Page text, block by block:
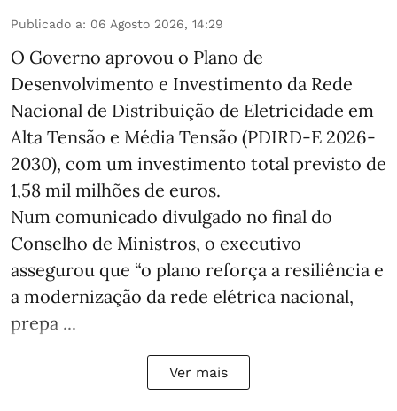
Publicado a: 06 Agosto 2026, 14:29
O Governo aprovou o Plano de
Desenvolvimento e Investimento da Rede
Nacional de Distribuição de Eletricidade em
Alta Tensão e Média Tensão (PDIRD-E 2026-
2030), com um investimento total previsto de
1,58 mil milhões de euros.
Num comunicado divulgado no final do
Conselho de Ministros, o executivo
assegurou que “o plano reforça a resiliência e
a modernização da rede elétrica nacional,
prepa ...
Ver mais